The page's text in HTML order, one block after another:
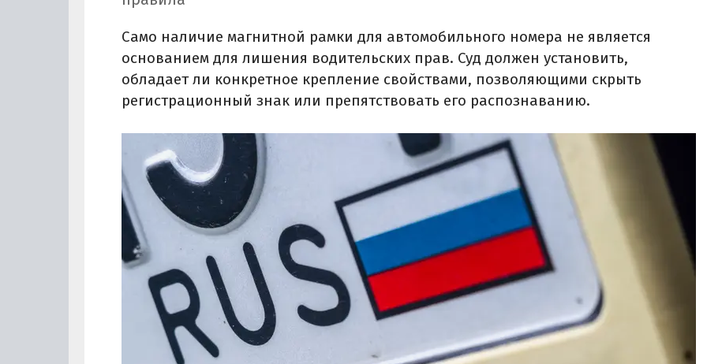
Само наличие магнитной рамки для автомобильного номера не является
основанием для лишения водительских прав. Суд должен установить,
обладает ли конкретное крепление свойствами, позволяющими скрыть
регистрационный знак или препятствовать его распознаванию.